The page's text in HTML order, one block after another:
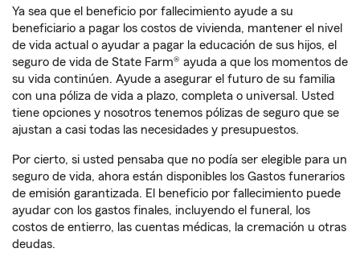
Ya sea que el beneficio por fallecimiento ayude a su
beneficiario a pagar los costos de vivienda, mantener el nivel
de vida actual o ayudar a pagar la educación de sus hijos, el
seguro de vida de State Farm® ayuda a que los momentos de
su vida continúen. Ayude a asegurar el futuro de su familia
con una póliza de vida a plazo, completa o universal. Usted
tiene opciones y nosotros tenemos pólizas de seguro que se
ajustan a casi todas las necesidades y presupuestos.
Por cierto, si usted pensaba que no podía ser elegible para un
seguro de vida, ahora están disponibles los Gastos funerarios
de emisión garantizada. El beneficio por fallecimiento puede
ayudar con los gastos finales, incluyendo el funeral, los
costos de entierro, las cuentas médicas, la cremación u otras
deudas.